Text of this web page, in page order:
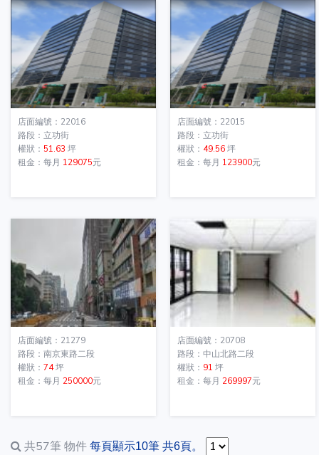
店面編號：22016
路段：立功街
權狀： 51.63 坪
租金：每月 129075元
店面編號：22015
路段：立功街
權狀： 49.56坪
租金：每月 123900元
店面編號：21279
路段：南京東路二段
權狀： 74坪
租金：每月 250000元
店面編號：20708
路段：中山北路二段
權狀： 91 坪
租金：每月 269997元
共57筆 物件 每頁顯示10筆 共6頁。